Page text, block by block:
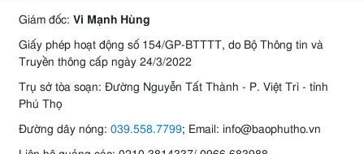
Giám đốc: Vi Mạnh Hùng
Giấy phép hoạt động số 154/GP-BTTTT, do Bộ Thông tin và
Truyền thông cấp ngày 24/3/2022
Trụ sở tòa soạn: Đường Nguyễn Tất Thành - P. Việt Trì - tỉnh
Phú Thọ
Đường dây nóng: 039.558.7799; Email: info@baophutho.vn